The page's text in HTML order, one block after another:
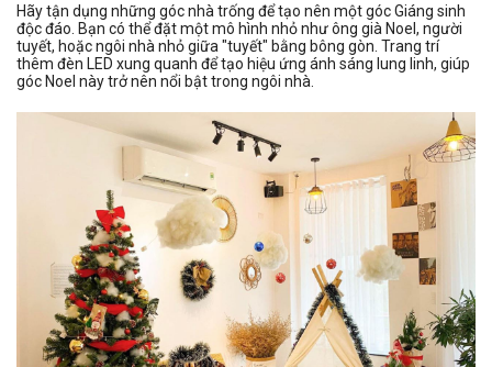
Hãy tận dụng những góc nhà trống để tạo nên một góc Giáng sinh
độc đáo. Bạn có thể đặt một mô hình nhỏ như ông già Noel, người
tuyết, hoặc ngôi nhà nhỏ giữa "tuyết" bằng bông gòn. Trang trí
thêm đèn LED xung quanh để tạo hiệu ứng ánh sáng lung linh, giúp
góc Noel này trở nên nổi bật trong ngôi nhà.